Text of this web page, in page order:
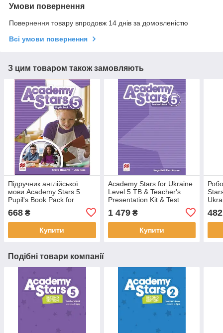
Умови повернення
Повернення товару впродовж 14 днів за домовленістю
Всі умови повернення
З цим товаром також замовляють
Підручник англійської
мови Academy Stars 5
Pupil's Book Pack for
668 ₴
Купити
Academy Stars for Ukraine
Level 5 TB & Teacher's
Presentation Kit & Test
1 479₴
Купити
482
Подібні товари компанії